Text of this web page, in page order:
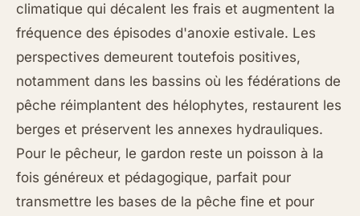
climatique qui décalent les frais et augmentent la
fréquence des épisodes d'anoxie estivale. Les
perspectives demeurent toutefois positives,
notamment dans les bassins où les fédérations de
pêche réimplantent des hélophytes, restaurent les
berges et préservent les annexes hydrauliques.
Pour le pêcheur, le gardon reste un poisson à la
fois généreux et pédagogique, parfait pour
transmettre les bases de la pêche fine et pour